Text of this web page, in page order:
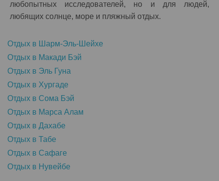
любопытных исследователей, но и для людей,
любящих солнце, море и пляжный отдых.
Отдых в Шарм-Эль-Шейхe
Отдых в Макади Бэй
Отдых в Эль Гуна
Отдых в Хургаде
Отдых в Сома Бэй
Отдых в Марса Алам
Отдых в Дахабе
Отдых в Табе
Отдых в Сафаге
Отдых в Нувейбе